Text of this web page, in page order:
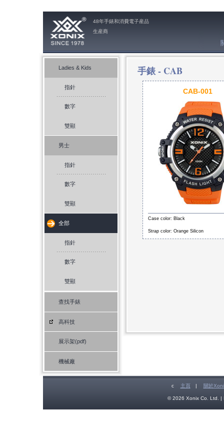
48年手錶和消費電子産品
生産商
Ladies & Kids
指針
數字
雙顯
男士
指針
數字
雙顯
全部
指針
數字
雙顯
查找手錶
高科技
展示架(pdf)
機械廠
手錶 - CAB
CAB-001
Case color: Black
Strap color: Orange Silicon
c 主頁 | 關於
© 2026 Xonix Co. Ltd. |